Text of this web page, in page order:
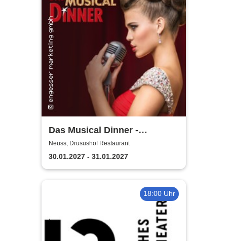
Das Musical Dinner -
Kulinarischer Genuss und
garantierte Unterhaltung
Neuss, Drusushof Restaurant
30.01.2027 - 31.01.2027
18:00 Uhr